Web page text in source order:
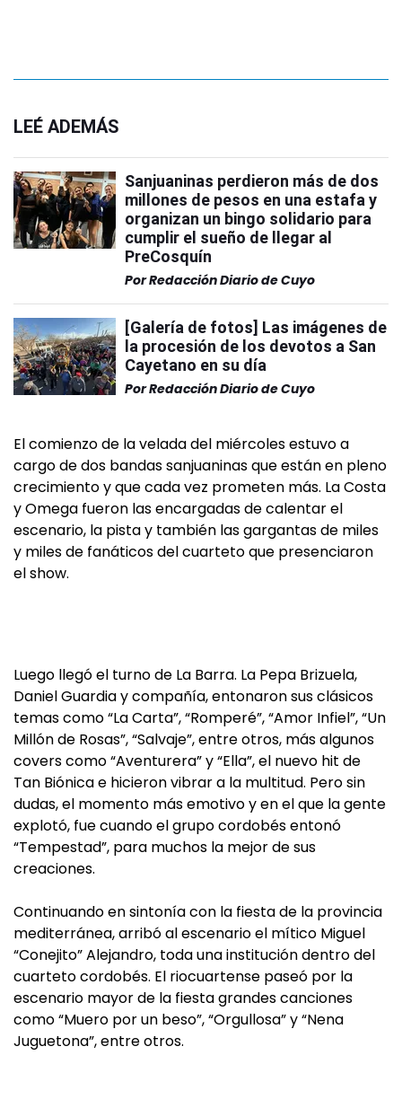
LEÉ ADEMÁS
Sanjuaninas perdieron más de dos
millones de pesos en una estafa y
organizan un bingo solidario para
cumplir el sueño de llegar al
PreCosquín
PorRedacción Diario de Cuyo
[Galería de fotos] Las imágenes de
la procesión de los devotos a San
Cayetano en su día
PorRedacción Diario de Cuyo
El comienzo de la velada del miércoles estuvo a
cargo de dos bandas sanjuaninas que están en pleno
crecimiento y que cada vez prometen más. La Costa
y Omega fueron las encargadas de calentar el
escenario, la pista y también las gargantas de miles
y miles de fanáticos del cuarteto que presenciaron
el show.
Luego llegó el turno de La Barra. La Pepa Brizuela,
Daniel Guardia y compañía, entonaron sus clásicos
temas como “La Carta”, “Romperé”, “Amor Infiel”, “Un
Millón de Rosas”, “Salvaje”, entre otros, más algunos
covers como “Aventurera” y “Ella”, el nuevo hit de
Tan Biónica e hicieron vibrar a la multitud. Pero sin
dudas, el momento más emotivo y en el que la gente
explotó, fue cuando el grupo cordobés entonó
“Tempestad”, para muchos la mejor de sus
creaciones.
Continuando en sintonía con la fiesta de la provincia
mediterránea, arribó al escenario el mítico Miguel
“Conejito” Alejandro, toda una institución dentro del
cuarteto cordobés. El riocuartense paseó por la
escenario mayor de la fiesta grandes canciones
como “Muero por un beso”, “Orgullosa” y “Nena
Juguetona”, entre otros.